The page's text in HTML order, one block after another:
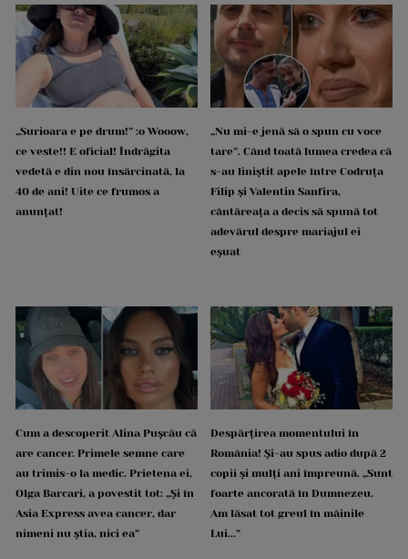
„Surioara e pe drum!” :o Wooow,
ce veste!! E oficial! Îndrăgita
vedetă e din nou însărcinată, la
40 de ani! Uite ce frumos a
anunțat!
„Nu mi-e jenă să o spun cu voce
tare”. Când toată lumea credea că
s-au liniștit apele între Codruța
Filip și Valentin Sanfira,
cântăreața a decis să spună tot
adevărul despre mariajul ei
eșuat
Cum a descoperit Alina Pușcău că
are cancer. Primele semne care
au trimis-o la medic. Prietena ei,
Olga Barcari, a povestit tot: „Și în
Asia Express avea cancer, dar
nimeni nu știa, nici ea”
Despărțirea momentului în
România! Și-au spus adio după 2
copii și mulți ani împreună. „Sunt
foarte ancorată în Dumnezeu.
Am lăsat tot greul în mâinile
Lui...”